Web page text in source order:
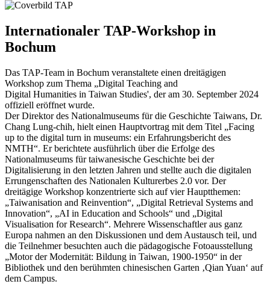
Internationaler TAP-Workshop in
Bochum
Das TAP-Team in Bochum veranstaltete einen dreitägigen
Workshop zum Thema „Digital Teaching and
Digital Humanities in Taiwan Studies', der am 30. September 2024
offiziell eröffnet wurde.
Der Direktor des Nationalmuseums für die Geschichte Taiwans, Dr.
Chang Lung-chih, hielt einen Hauptvortrag mit dem Titel „Facing
up to the digital turn in museums: ein Erfahrungsbericht des
NMTH“. Er berichtete ausführlich über die Erfolge des
Nationalmuseums für taiwanesische Geschichte bei der
Digitalisierung in den letzten Jahren und stellte auch die digitalen
Errungenschaften des Nationalen Kulturerbes 2.0 vor. Der
dreitägige Workshop konzentrierte sich auf vier Hauptthemen:
„Taiwanisation and Reinvention“, „Digital Retrieval Systems and
Innovation“, „AI in Education and Schools“ und „Digital
Visualisation for Research“. Mehrere Wissenschaftler aus ganz
Europa nahmen an den Diskussionen und dem Austausch teil, und
die Teilnehmer besuchten auch die pädagogische Fotoausstellung
„Motor der Modernität: Bildung in Taiwan, 1900-1950“ in der
Bibliothek und den berühmten chinesischen Garten ‚Qian Yuan‘ auf
dem Campus.